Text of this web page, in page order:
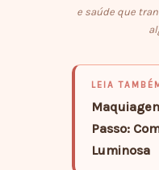
e saúde que
LEIA TAMBÉM
Passo:
Luminosa